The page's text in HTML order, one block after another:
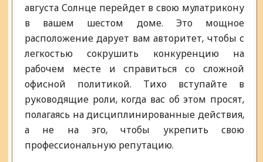
августа Солнце перейдет в свою мулатрикону
в вашем шестом доме. Это мощное
расположение дарует вам авторитет, чтобы с
легкостью сокрушить конкуренцию на
рабочем месте и справиться со сложной
офисной политикой. Тихо вступайте в
руководящие роли, когда вас об этом просят,
полагаясь на дисциплинированные действия,
а не на эго, чтобы укрепить свою
профессиональную репутацию.